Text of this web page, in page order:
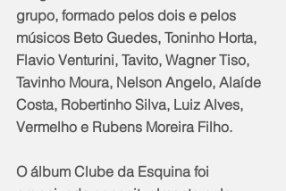
grupo, formado pelos dois e pelos
músicos Beto Guedes, Toninho Horta,
Flavio Venturini, Tavito, Wagner Tiso,
Tavinho Moura, Nelson Angelo, Alaíde
Costa, Robertinho Silva, Luiz Alves,
Vermelho e Rubens Moreira Filho.
O álbum Clube da Esquina foi